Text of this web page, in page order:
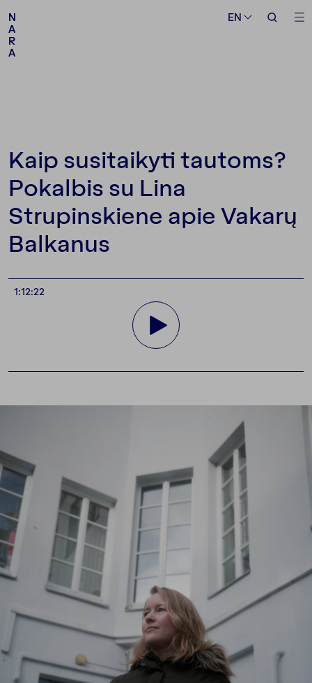
N
A
R
A
EN
N
A
R
A
EN
Kaip susitaikyti tautoms?
Pokalbis su Lina
Strupinskiene apie Vakarų
Balkanus
1:12:22